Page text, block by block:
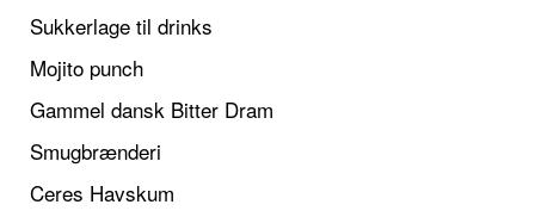
Sukkerlage til drinks
Mojito punch
Gammel dansk Bitter Dram
Smugbrænderi
Ceres Havskum